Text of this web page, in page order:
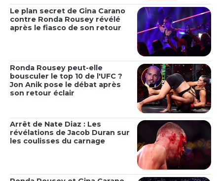
Le plan secret de Gina Carano
contre Ronda Rousey révélé
après le fiasco de son retour
Ronda Rousey peut-elle
bousculer le top 10 de l'UFC ?
Jon Anik pose le débat après
son retour éclair
Arrêt de Nate Diaz : Les
révélations de Jacob Duran sur
les coulisses du carnage